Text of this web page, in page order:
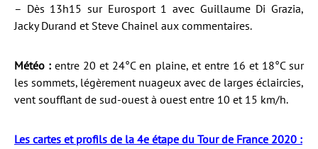
– Dès 13h15 sur Eurosport 1 avec Guillaume Di Grazia,
Jacky Durand et Steve Chainel aux commentaires.
Météo :entre 20 et 24°C en plaine, et entre 16 et 18°C sur
les sommets, légèrement nuageux avec de larges éclaircies,
vent soufflant de sud-ouest à ouest entre 10 et 15 km/h.
Les cartes et profils de la 4e étape du Tour de France 2020 :